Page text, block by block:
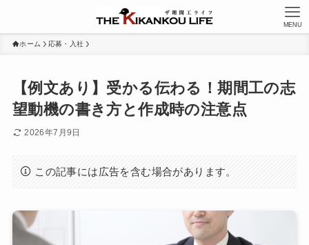
MENU
ホーム 応募・入社
【例文あり】受かる伝わる！期間工の志
望動機の書き方と作成時の注意点
2026年7月9日
この記事には広告を含む場合があります。